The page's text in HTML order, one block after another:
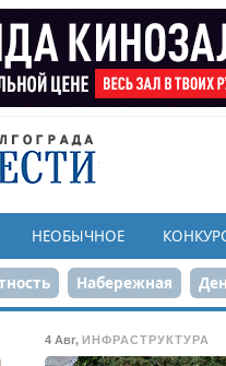
НЕОБЫЧНОЕ
Набережная
Героев-летчиков
4 Авг, ИНФРАСТРУКТУРА